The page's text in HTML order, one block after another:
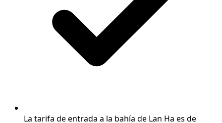
La tarifa de entrada a la bahía de Lan Ha es de